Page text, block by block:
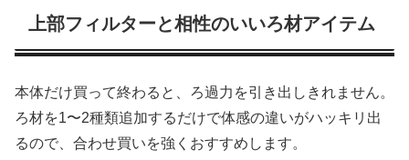
上部フィルターと相性のいいろ材アイテム
本体だけ買って終わると、ろ過力を引き出しきれません。
ろ材を1〜2種類追加するだけで体感の違いがハッキリ出
るので、合わせ買いを強くおすすめします。